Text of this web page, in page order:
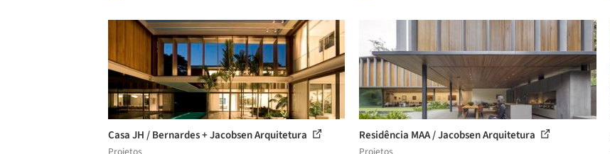
Casa JH / Bernardes + Jacobsen Arquitetura Residência MAA / Jacobsen Arquitetura